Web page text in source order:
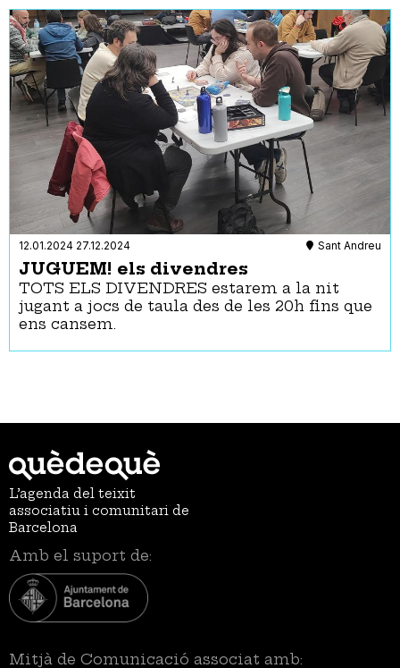
12.01.2024 27.12.2024 Sant Andreu
JUGUEM! els divendres
TOTS ELS DIVENDRES estarem a la nit
jugant a jocs de taula des de les 20h fins que
ens cansem.
L’agenda del teixit
associatiu i comunitari de
Barcelona
Amb el suport de:
Mitjà de Comunicació associat amb: